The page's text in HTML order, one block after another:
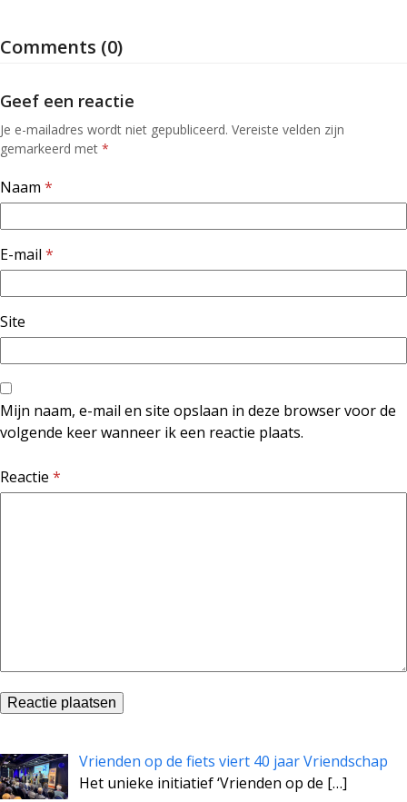
Comments (0)
Geef een reactie
Je e-mailadres wordt niet gepubliceerd. Vereiste velden zijn
gemarkeerd met *
Naam *
E-mail *
Site
Mijn naam, e-mail en site opslaan in deze browser voor de
volgende keer wanneer ik een reactie plaats.
Reactie *
Vrienden op de fiets viert 40 jaar Vriendschap
Het unieke initiatief ‘Vrienden op de […]